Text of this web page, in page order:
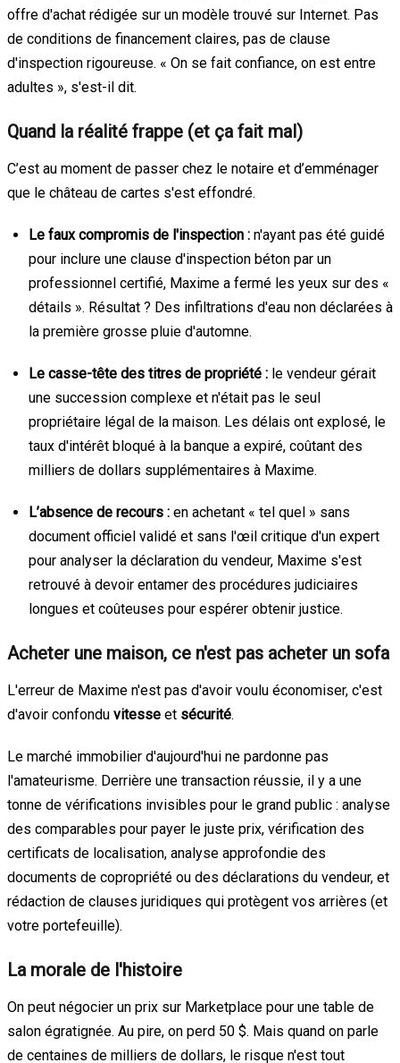
offre d'achat rédigée sur un modèle trouvé sur Internet. Pas
de conditions de financement claires, pas de clause
d'inspection rigoureuse. « On se fait confiance, on est entre
adultes », s'est-il dit.
Quand la réalité frappe (et ça fait mal)
C’est au moment de passer chez le notaire et d’emménager
que le château de cartes s'est effondré.
Le faux compromis de l'inspection : n'ayant pas été guidé
pour inclure une clause d'inspection béton par un
professionnel certifié, Maxime a fermé les yeux sur des «
détails ». Résultat ? Des infiltrations d'eau non déclarées à
la première grosse pluie d'automne.
Le casse-tête des titres de propriété : le vendeur gérait
une succession complexe et n'était pas le seul
propriétaire légal de la maison. Les délais ont explosé, le
taux d'intérêt bloqué à la banque a expiré, coûtant des
milliers de dollars supplémentaires à Maxime.
L’absence de recours : en achetant « tel quel » sans
document officiel validé et sans l'œil critique d'un expert
pour analyser la déclaration du vendeur, Maxime s'est
retrouvé à devoir entamer des procédures judiciaires
longues et coûteuses pour espérer obtenir justice.
Acheter une maison, ce n'est pas acheter un sofa
L'erreur de Maxime n'est pas d'avoir voulu économiser, c'est
d'avoir confondu vitesse et sécurité.
Le marché immobilier d'aujourd'hui ne pardonne pas
l'amateurisme. Derrière une transaction réussie, il y a une
tonne de vérifications invisibles pour le grand public : analyse
des comparables pour payer le juste prix, vérification des
certificats de localisation, analyse approfondie des
documents de copropriété ou des déclarations du vendeur, et
rédaction de clauses juridiques qui protègent vos arrières (et
votre portefeuille).
La morale de l'histoire
On peut négocier un prix sur Marketplace pour une table de
salon égratignée. Au pire, on perd 50 $. Mais quand on parle
de centaines de milliers de dollars, le risque n'est tout